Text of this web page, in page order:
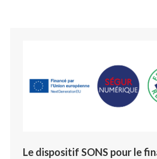
Le dispositif SONS pour le